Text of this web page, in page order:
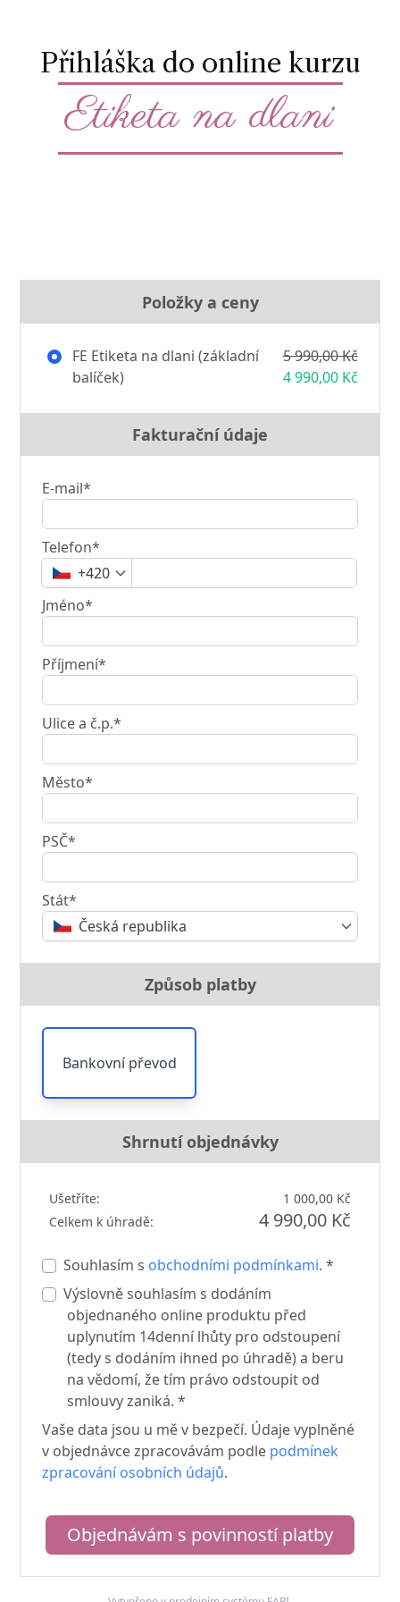
Přihláška do online kurzu
Etiketa na dlani
Položky a ceny
FE Etiketa na dlani (základní
balíček)
5 990,00 Kč
4 990,00 Kč
Fakturační údaje
E-mail*
Telefon*
+420
Jméno*
Příjmení*
Ulice a č.p.*
Město*
PSČ*
Stát*
Česká republika
Způsob platby
Bankovní převod
Shrnutí objednávky
Ušetříte:
1 000,00 Kč
Celkem k úhradě:
4 990,00 Kč
Souhlasím s obchodními podmínkami. *
Výslovně souhlasím s dodáním
objednaného online produktu před
uplynutím 14denní lhůty pro odstoupení
(tedy s dodáním ihned po úhradě) a beru
na vědomí, že tím právo odstoupit od
smlouvy zaniká. *
Vaše data jsou u mě v bezpečí. Údaje vyplněné
v objednávce zpracovávám podle podmínek
zpracování osobních údajů.
Objednávám s povinností platby